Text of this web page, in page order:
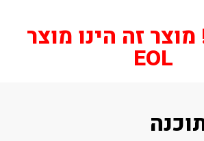
זה הינו מוצר
EOL